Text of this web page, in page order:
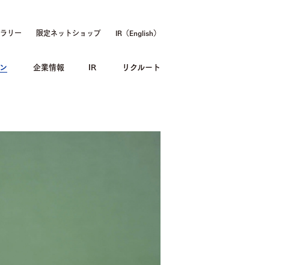
リー 限定ネットショップ IR（English）
企業情報 IR リクルート